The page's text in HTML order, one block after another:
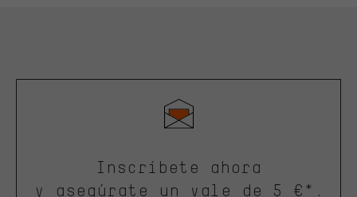
Inscríbete ahora
y asegúrate un vale de 5 €*.